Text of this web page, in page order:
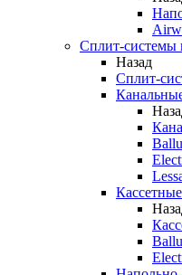
Сплит-
Назад
Сплит-
Ballu
Ballu